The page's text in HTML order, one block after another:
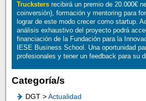
Truckstersrecibirá un premio de 20.000€
coinversión), formación y mentoring para
lograr de este modo crecer como startup.
análisis exhaustivo del proyecto podrá
financiación de la Fundación para la
IESE Business School. Una oportunidad
profesionales y tener un feedback para su
Categoría/s
DGT >Actualidad